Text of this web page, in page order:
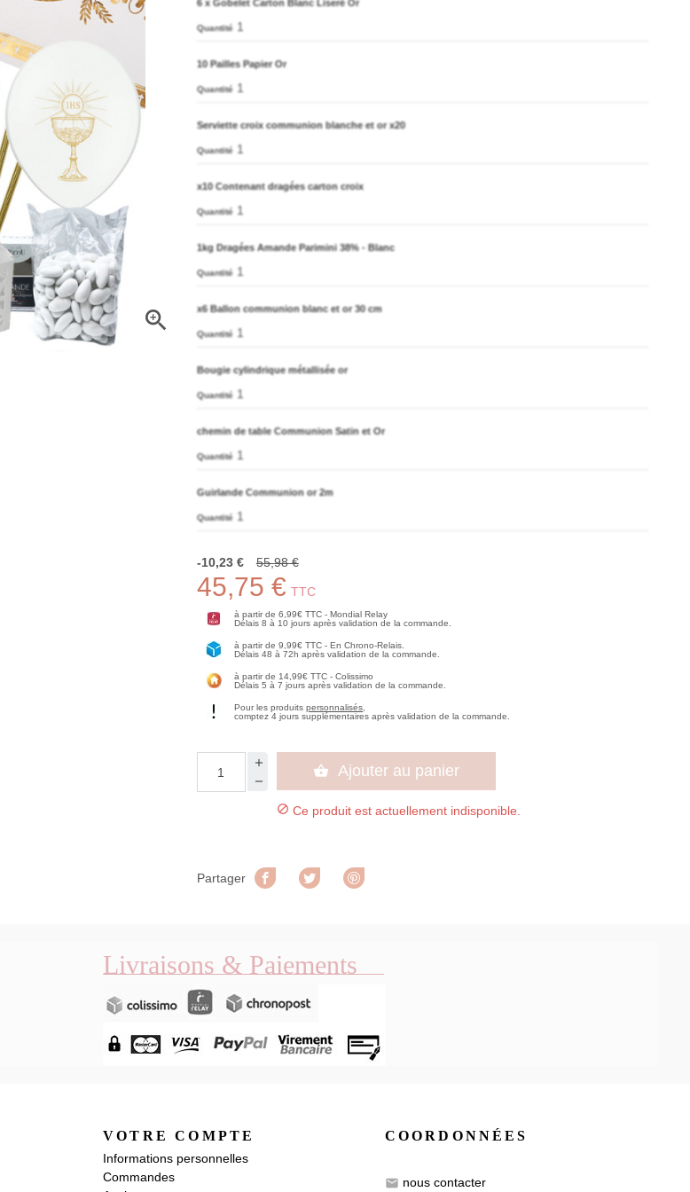

6 x Gobelet Carton Blanc Liseré Or
Quantité1
10 Pailles Papier Or
Quantité1
Serviette croix communion blanche et or x20
Quantité1
x10 Contenant dragées carton croix
Quantité1
1kg Dragées Amande Parimini 38% - Blanc
Quantité1
x6 Ballon communion blanc et or 30 cm
Quantité1
Bougie cylindrique métallisée or
Quantité1
chemin de table Communion Satin et Or
Quantité1
Guirlande Communion or 2m
Quantité1
-10,23 € 55,98 €
45,75 € TTC
à partir de 6,99€ TTC - Mondial Relay
Délais 8 à 10 jours après validation de la commande.
à partir de 9,99€ TTC - En Chrono-Relais.
Délais 48 à 72h après validation de la commande.
à partir de 14,99€ TTC - Colissimo
Délais 5 à 7 jours après validation de la commande.
Pour les produitspersonnalisés
comptez 4 jours supplémentaires après validation de la commande.
 Ajouter au panier
 Ce produit est actuellement indisponible.
Partager Partager Tweet
Livraisons & Paiements
VOTRE COMPTE
Informations personnelles
Commandes
COORDONNÉES
email nous contacter